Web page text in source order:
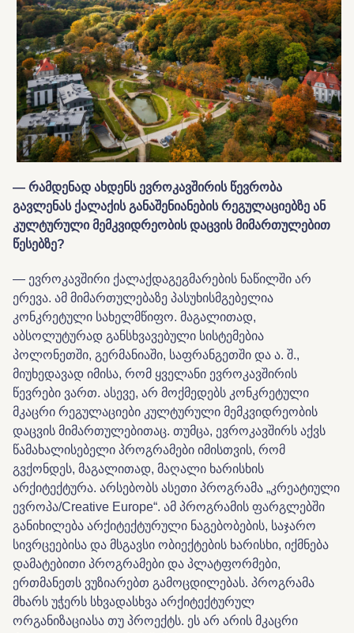
— რამდენად ახდენს ევროკავშირის წევრობა
გავლენას ქალაქის განაშენიანების რეგულაციებზე ან
კულტურული მემკვიდრეობის დაცვის მიმართულებით
წესებზე?
— ევროკავშირი ქალაქდაგეგმარების ნაწილში არ
ერევა. ამ მიმართულებაზე პასუხისმგებელია
კონკრეტული სახელმწიფო. მაგალითად,
აბსოლუტურად განსხვავებული სისტემებია
პოლონეთში, გერმანიაში, საფრანგეთში და ა. შ.,
მიუხედავად იმისა, რომ ყველანი ევროკავშირის
წევრები ვართ. ასევე, არ მოქმედებს კონკრეტული
მკაცრი რეგულაციები კულტურული მემკვიდრეობის
დაცვის მიმართულებითაც. თუმცა, ევროკავშირს აქვს
წამახალისებელი პროგრამები იმისთვის, რომ
გვქონდეს, მაგალითად, მაღალი ხარისხის
არქიტექტურა. არსებობს ასეთი პროგრამა „კრეატიული
ევროპა/Creative Europe“. ამ პროგრამის ფარგლებში
განიხილება არქიტექტურული ნაგებობების, საჯარო
სივრცეებისა და მსგავსი ობიექტების ხარისხი, იქმნება
დამატებითი პროგრამები და პლატფორმები,
ერთმანეთს ვუზიარებთ გამოცდილებას. პროგრამა
მხარს უჭერს სხვადასხვა არქიტექტურულ
ორგანიზაციასა თუ პროექტს. ეს არ არის მკაცრი